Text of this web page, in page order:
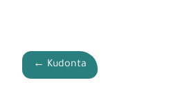
← Kudonta